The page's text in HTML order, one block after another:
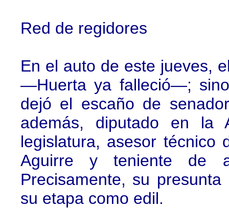
Red de regidores
En el auto de este jueves,
—Huerta ya falleció—;
dejó el escaño de
además, diputado en la
legislatura, asesor técnico
Aguirre y teniente de
Precisamente, su
su etapa como edil.